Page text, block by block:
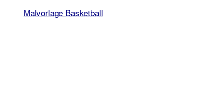
Malvorlage Basketball